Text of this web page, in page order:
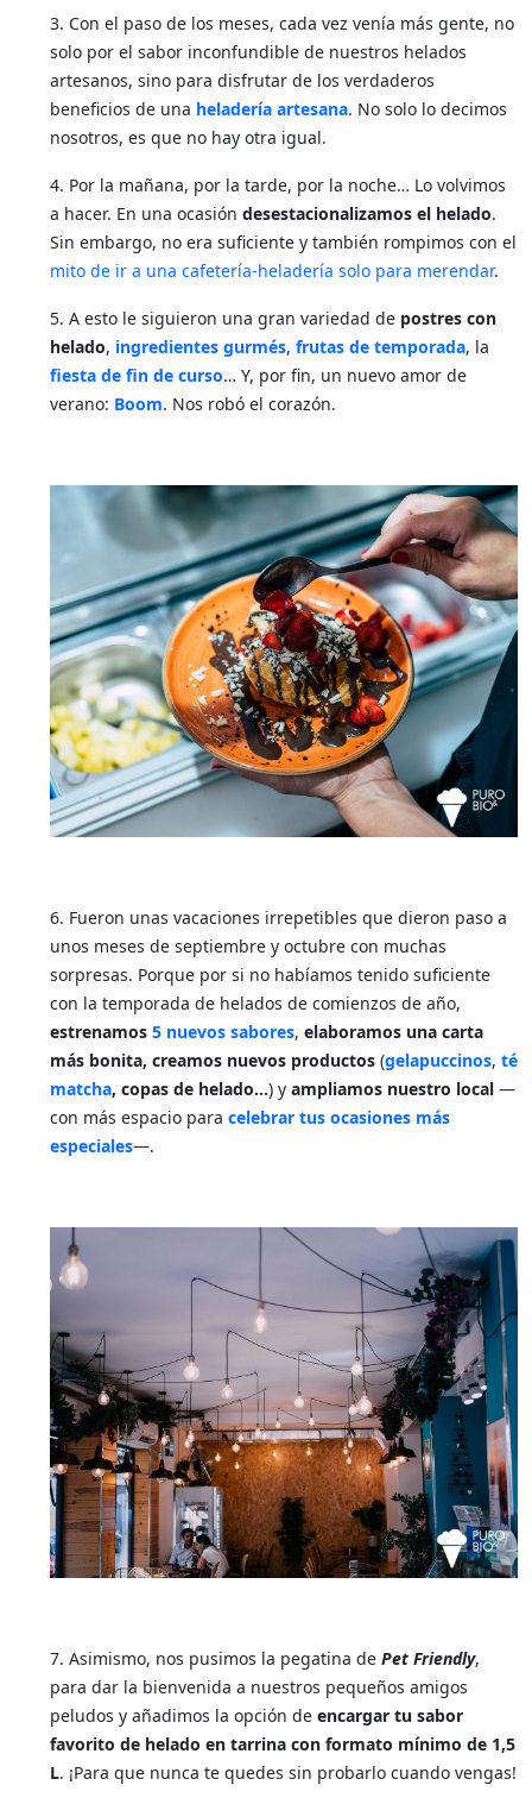
3. Con el paso de los meses, cada vez venía más gente, no
solo por el sabor inconfundible de nuestros helados
artesanos, sino para disfrutar de los verdaderos
beneficios de una heladería artesana. No solo lo decimos
nosotros, es que no hay otra igual.
4. Por la mañana, por la tarde, por la noche… Lo volvimos
a hacer. En una ocasión desestacionalizamos el helado.
Sin embargo, no era suficiente y también rompimos con el
mito de ir a una cafetería-heladería solo para merendar.
5. A esto le siguieron una gran variedad de postres con
helado, ingredientes gurmés, frutas de temporada, la
fiesta de fin de curso… Y, por fin, un nuevo amor de
verano: Boom. Nos robó el corazón.
6. Fueron unas vacaciones irrepetibles que dieron paso a
unos meses de septiembre y octubre con muchas
sorpresas. Porque por si no habíamos tenido suficiente
con la temporada de helados de comienzos de año,
estrenamos 5 nuevos sabores, elaboramos una carta
más bonita, creamos nuevos productos (gelapuccinos, té
matcha, copas de helado…) y ampliamos nuestro local —
con más espacio para celebrar tus ocasiones más
especiales—.
7. Asimismo, nos pusimos la pegatina de Pet Friendly,
para dar la bienvenida a nuestros pequeños amigos
peludos y añadimos la opción de encargar tu sabor
favorito de helado en tarrina con formato mínimo de 1,5
L. ¡Para que nunca te quedes sin probarlo cuando vengas!